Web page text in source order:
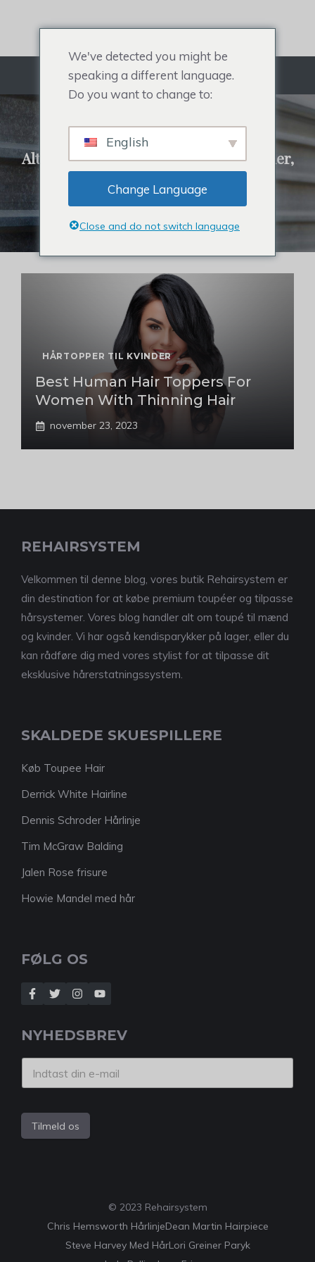
Menu
REHAIR SYSTEM
Alt om herretoupé, hårtopper til kvinder,
berømthedshårstykke og hårtab.
Klik for at købe hårsystemer
HÅRTOPPER TIL KVINDER
Best Human Hair Toppers For
Women With Thinning Hair
november 23, 2023
REHAIRSYSTEM
Velkommen til denne blog, vores butik Rehairsystem er
din destination for at købe premium toupéer og tilpasse
hårsystemer. Vores blog handler alt om toupé til mænd
og kvinder. Vi har også kendisparykker på lager, eller du
kan rådføre dig med vores stylist for at tilpasse dit
eksklusive hårerstatningssystem.
SKALDEDE SKUESPILLERE
Køb Toupee Hair
Derrick White Hairline
Dennis Schroder Hårlinje
Tim McGraw Balding
Jalen Rose frisure
Howie Mandel med hår
FØLG OS
NYHEDSBREV
Tilmeld os
© 2023 Rehairsystem
Chris Hemsworth HårlinjeDean Martin Hairpiece
Steve Harvey Med HårLori Greiner Paryk
We've detected you might be
speaking a different language.
Do you want to change to:
English
Change Language
Close and do not switch language